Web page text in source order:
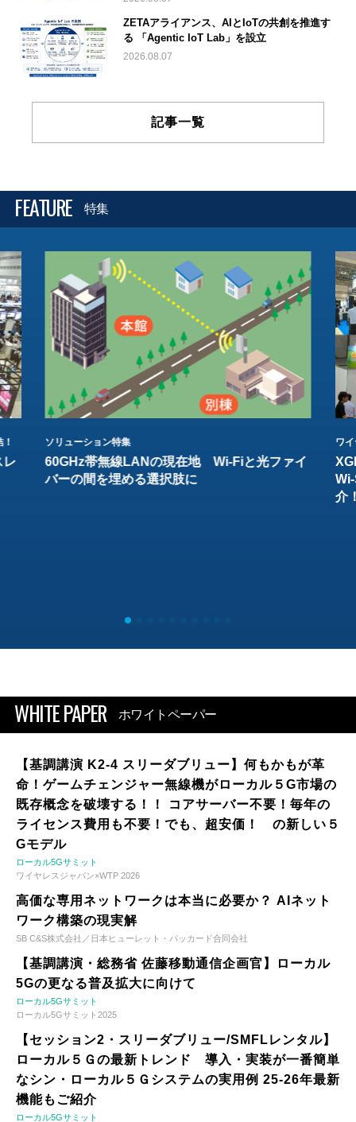
ZETAアライアンス、AIとIoTの共創を推進す
る 「Agentic IoT Lab」を設立
2026.08.07
記事一覧
FEATURE 特集
レ
ソリューション特集
60GHz帯無線LANの現在地 Wi-Fiと光ファイ
バーの間を埋める選択肢に
ワ
介
WHITE PAPER ホワイトペーパー
【基調講演 K2-4 スリーダブリュー】何もかもが革
命！ゲームチェンジャー無線機がローカル５G市場の
既存概念を破壊する！！ コアサーバー不要！毎年の
ライセンス費用も不要！でも、超安価！ の新しい５
Gモデル
ローカル5Gサミット
ワイヤレスジャパン×WTP 2026
高価な専用ネットワークは本当に必要か？ AIネット
ワーク構築の現実解
SB C&S株式会社／日本ヒューレット・パッカード合同会社
【基調講演・総務省 佐藤移動通信企画官】ローカル
5Gの更なる普及拡大に向けて
ローカル5Gサミット
ローカル5Gサミット2025
【セッション2・スリーダブリュー/SMFLレンタル】
ローカル５Ｇの最新トレンド 導入・実装が一番簡単
なシン・ローカル５Ｇシステムの実用例 25-26年最新
機能もご紹介
ローカル5Gサミット